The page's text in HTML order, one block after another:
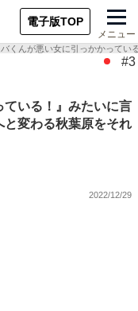
電子版TOP
メニュー
バくんが悪い女に引っかかって
#3
ている！』みたいに言
と変わる秋葉原をそれ
2022/12/29